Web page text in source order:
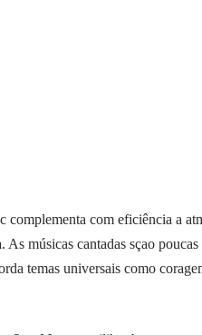
complementa com eficiência a
As músicas cantadas sçao
temas universais como